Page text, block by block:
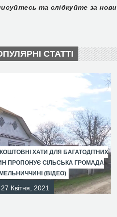
та слідкуйте за
СТАТТІ
ХАТИ ДЛЯ БАГАТОДІТНИХ
ПРОПОНУЄ СІЛЬСЬКА ГРОМАДА
(ВІДЕО)
27 Квітня, 2021